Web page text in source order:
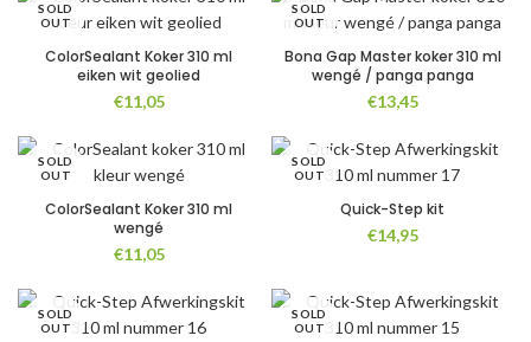
SOLD
OUT
ColorSealant Koker 310 ml
eiken wit geolied
€11,05
SOLD
OUT
Bona Gap Master koker 310 ml
wengé / panga panga
€13,45
SOLD
OUT
ColorSealant Koker 310 ml
wengé
€11,05
SOLD
OUT
Quick-Step kit
€14,95
SOLD
OUT
SOLD
OUT